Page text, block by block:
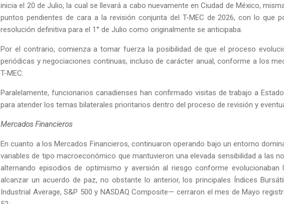
inicia el 20 de Julio, la cual se llevará a cabo nuevamente en Ciudad de México,
puntos pendientes de cara a la revisión conjunta del T-MEC de 2026, con lo que
resolución definitiva para el 1° de Julio como originalmente se anticipaba.
Por el contrario, comienza a tomar fuerza la posibilidad de que el proceso
periódicas y negociaciones continuas, incluso de carácter anual, conforme a los
T-MEC.
Paralelamente, funcionarios canadienses han confirmado visitas de trabajo a
para atender los temas bilaterales prioritarios dentro del proceso de revisión y
Mercados Financieros
En cuanto a los Mercados Financieros, continuaron operando bajo un entorno
variables de tipo macroeconómico que mantuvieron una elevada sensibilidad a las
alternando episodios de optimismo y aversión al riesgo conforme evolucionaban
alcanzar un acuerdo de paz, no obstante lo anterior, los principales Índices
Industrial Average, S&P 500 y NASDAQ Composite— cerraron el mes de Mayo